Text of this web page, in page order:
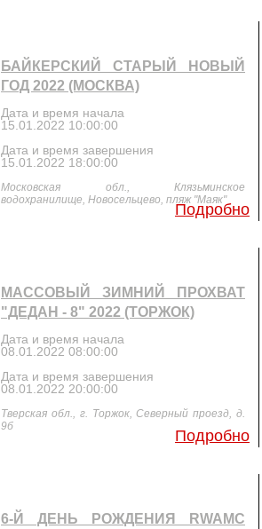
БАЙКЕРСКИЙ СТАРЫЙ НОВЫЙ
ГОД 2022 (МОСКВА)
Дата и время начала
15.01.2022 10:00:00
Дата и время завершения
15.01.2022 18:00:00
Московская обл., Клязьминское
водохранилище, Новосельцево, пляж "Маяк"
Подробно
МАССОВЫЙ ЗИМНИЙ ПРОХВАТ
"ДЕДАН - 8" 2022 (ТОРЖОК)
Дата и время начала
08.01.2022 08:00:00
Дата и время завершения
08.01.2022 20:00:00
Тверская обл., г. Торжок, Северный проезд, д.
9б
Подробно
6-Й ДЕНЬ РОЖДЕНИЯ RWAMC